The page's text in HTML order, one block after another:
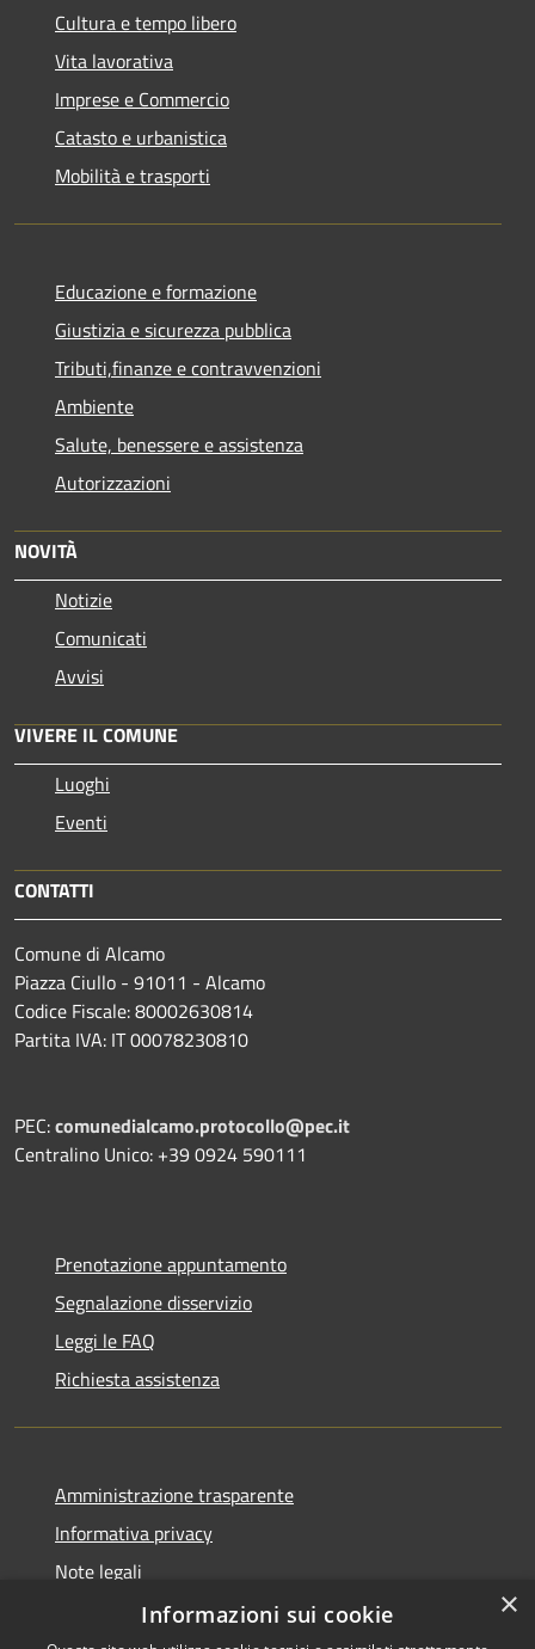
Cultura e tempo libero
Vita lavorativa
Imprese e Commercio
Catasto e urbanistica
Mobilità e trasporti
Educazione e formazione
Giustizia e sicurezza pubblica
Tributi,finanze e contravvenzioni
Ambiente
Salute, benessere e assistenza
Autorizzazioni
NOVITÀ
Notizie
Comunicati
Avvisi
VIVERE IL COMUNE
Luoghi
Eventi
CONTATTI
Comune di Alcamo
Piazza Ciullo - 91011 - Alcamo
Codice Fiscale: 80002630814
Partita IVA: IT 00078230810
PEC:comunedialcamo.protocollo@pec.it
Centralino Unico: +39 0924 590111
Prenotazione appuntamento
Segnalazione disservizio
Leggi le FAQ
Richiesta assistenza
Amministrazione trasparente
Informativa privacy
Note legali
Dichiarazione di accessibilità
×
Informazioni sui cookie